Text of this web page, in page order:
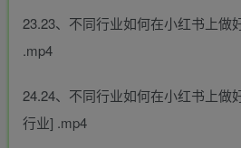
23.23、不同行业如何在小红书上做
.mp4
24.24、不同行业如何在小红书上做
行业] .mp4